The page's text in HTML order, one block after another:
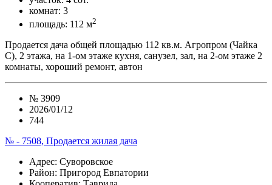
комнат: 3
площадь: 112 м2
Продается дача общей площадью 112 кв.м. Агропром (Чайка
С), 2 этажа, на 1-ом этаже кухня, санузел, зал, на 2-ом этаже 2
комнаты, хороший ремонт, автон
№ 3909
2026/01/12
744
№ - 7508, Продается жилая дача
Адрес: Суворовское
Район: Пригород Евпатории